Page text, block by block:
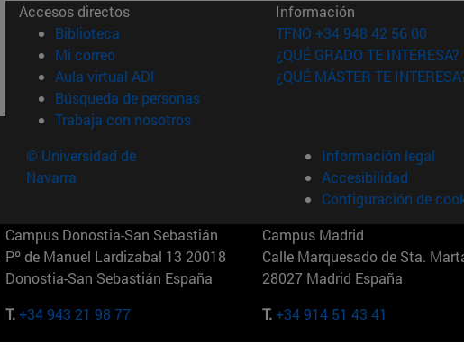
Accesos directos
Biblioteca (abre en nueva ventana)
Mi correo(abre en nueva ventana)
Aula virtual ADI (abre en nueva ventana)
Búsqueda de personas(abre en nueva ventana)
Trabaja con nosotros(abre en nueva ventana)
Información
TFNO +34 948 42 56 00
¿QUÉ GRADO TE INTERESA?
¿QUÉ MÁSTER TE
© Universidad de
Navarra
Información legal
Accesibilidad
Configuración de
Campus Donostia-San Sebastián
Pº de Manuel Lardizabal 13 20018
Donostia-San Sebastián España
T.+34 943 21 98 77
Campus Madrid
Calle Marquesado de Sta.
28027 Madrid España
T.+34 914 51 43 41